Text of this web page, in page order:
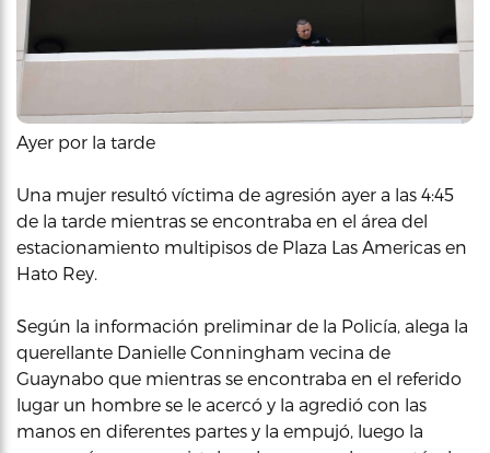
Ayer por la tarde
Una mujer resultó víctima de agresión ayer a las 4:45
de la tarde mientras se encontraba en el área del
estacionamiento multipisos de Plaza Las Americas en
Hato Rey.
Según la información preliminar de la Policía, alega la
querellante Danielle Conningham vecina de
Guaynabo que mientras se encontraba en el referido
lugar un hombre se le acercó y la agredió con las
manos en diferentes partes y la empujó, luego la